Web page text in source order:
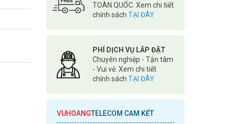
TOÀN QUỐC. Xem chi tiết
chính sách TẠI ĐÂY
PHÍ DỊCH VỤ LẮP ĐẶT
Chuyên nghiệp - Tận tâm
- Vui vẻ. Xem chi tiết
chính sách TẠI ĐÂY
VUHOANGTELECOM CAM KẾT